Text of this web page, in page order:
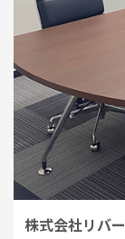
株式会社リバ